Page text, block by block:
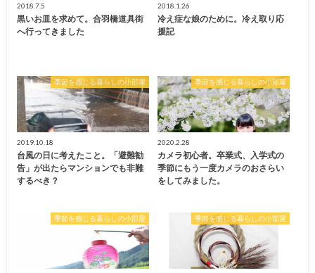
2018.7.5
黒いお皿を求めて。合羽橋道具街
へ行ってきました
2018.1.26
冷え症な娘のために。冷え取り応
援記
季節を感じる暮らしの小部屋
2019.10.18
台風の日に考えたこと。「避難勧
告」が出たらマンションでも非難
するべき？
季節を感じる暮らしの小部屋
2020.2.28
カメラ初心者。卒業式、入学式の
季節にもう一度カメラのおさらい
をしてみました。
季節を感じる暮らしの小部屋 季節を感じる暮らしの小部屋